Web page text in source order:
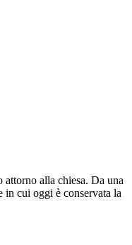
alla chiesa. Da una
in cui oggi è conservata la